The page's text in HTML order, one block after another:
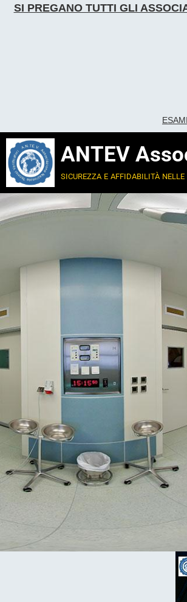
SI PREGANO TUTTI GLI
ANTEV
sicurezza e affidabilità